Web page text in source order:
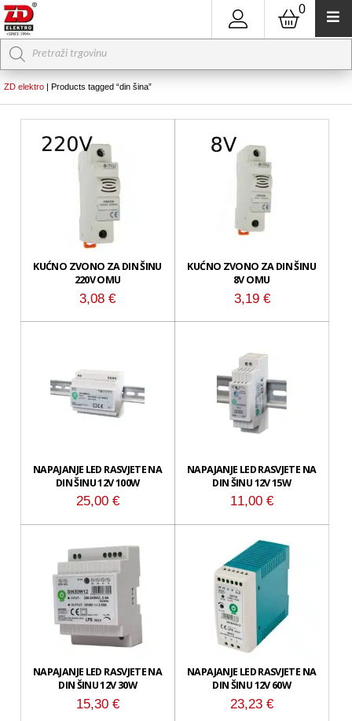
0
Products
search
ZD elektro | Products tagged “din šina”
KUĆNO ZVONO ZA DIN ŠINU
220V OMU
3,08€
KUĆNO ZVONO ZA DIN ŠINU
8V OMU
3,19 €
NAPAJANJE LED RASVJETE NA
DIN ŠINU 12V 100W
25,00 €
NAPAJANJE LED RASVJETE NA
DIN ŠINU 12V 15W
11,00€
NAPAJANJE LED RASVJETE NA
DIN ŠINU 12V 30W
15,30 €
NAPAJANJE LED RASVJETE NA
DIN ŠINU 12V 60W
23,23€